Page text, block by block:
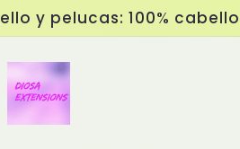
y pelucas: 100%